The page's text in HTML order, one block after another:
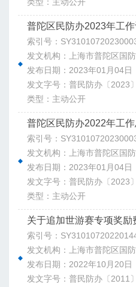
普陀区民防办2023年工作
索引号：
发文机构：上海市普陀区国
发布日期：2023年01月04日
发文字号：普民防办〔2023
类型：主动公开
普陀区民防办2022年工
索引号：
发文机构：上海市普陀区国
发布日期：2023年01月04日
发文字号：普民防办〔2023
类型：主动公开
关于追加世游赛专项奖励
索引号：
发文机构：上海市普陀区国
发布日期：2022年10月20日
发文字号：普民防办〔2011